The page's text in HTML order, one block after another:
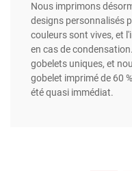
Nous imprimons
designs personnalisés
couleurs sont vives, et
en cas de
gobelets uniques, et
gobelet imprimé de 60
été quasi immédiat.